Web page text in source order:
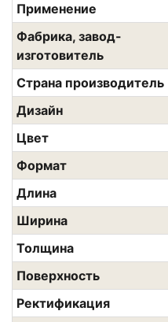
Применение
Фабрика, завод-
изготовитель
Страна производитель
Дизайн
Цвет
Формат
Длина
Ширина
Толщина
Поверхность
Ректификация